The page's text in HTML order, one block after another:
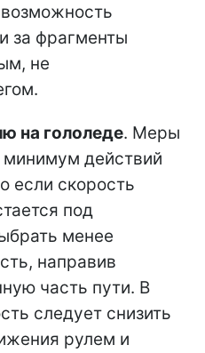
за фрагменты
не
на гололеде. Меры
минимум действий
если скорость
под
менее
направив
часть пути. В
следует снизить
рулем и